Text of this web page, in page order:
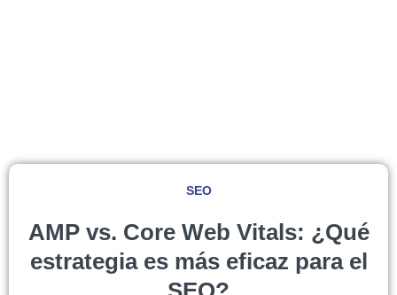
SEO
AMP vs. Core Web Vitals: ¿Qué
estrategia es más eficaz para el